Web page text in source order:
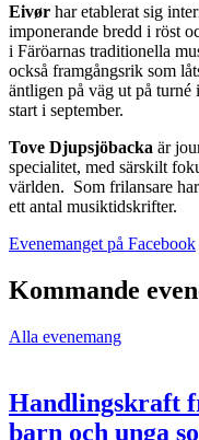
Eivør har etablerat sig
imponerande bredd i röst
i Färöarnas traditionella
också framgångsrik som
äntligen på väg ut på
start i september.
Tove Djupsjöbacka är
specialitet, med särskilt
världen. Som frilansare
ett antal musiktidskrifter.
Evenemanget på Facebook
Kommande
Alla evenemang
Handlingskraft
barn och unga